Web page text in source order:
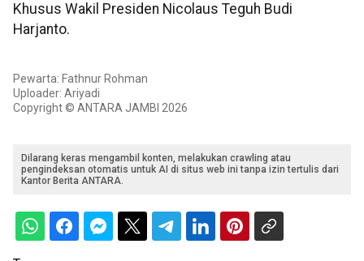
Khusus Wakil Presiden Nicolaus Teguh Budi
Harjanto.
Pewarta: Fathnur Rohman
Uploader: Ariyadi
Copyright © ANTARA JAMBI 2026
Dilarang keras mengambil konten, melakukan crawling atau
pengindeksan otomatis untuk AI di situs web ini tanpa izin tertulis dari
Kantor Berita ANTARA.